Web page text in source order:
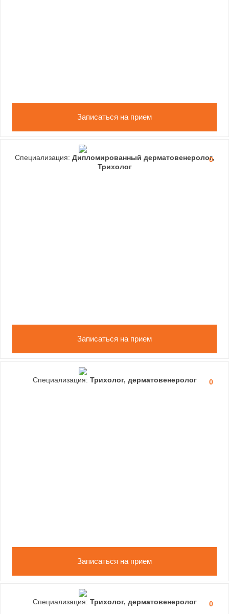
Записаться на прием
0
Специализация: Дипломированный дерматовенеролог,
Трихолог
Записаться на прием
0
Специализация: Трихолог, дерматовенеролог
Записаться на прием
0
Специализация: Трихолог, дерматовенеролог